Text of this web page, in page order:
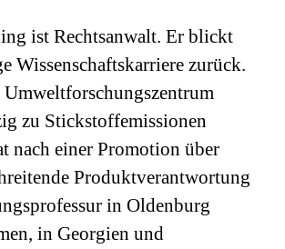
ist Rechtsanwalt. Er blickt
Wissenschaftskarriere zurück.
Umweltforschungszentrum
zu Stickstoffemissionen
nach einer Promotion über
Produktverantwortung
in Oldenburg
in Georgien und